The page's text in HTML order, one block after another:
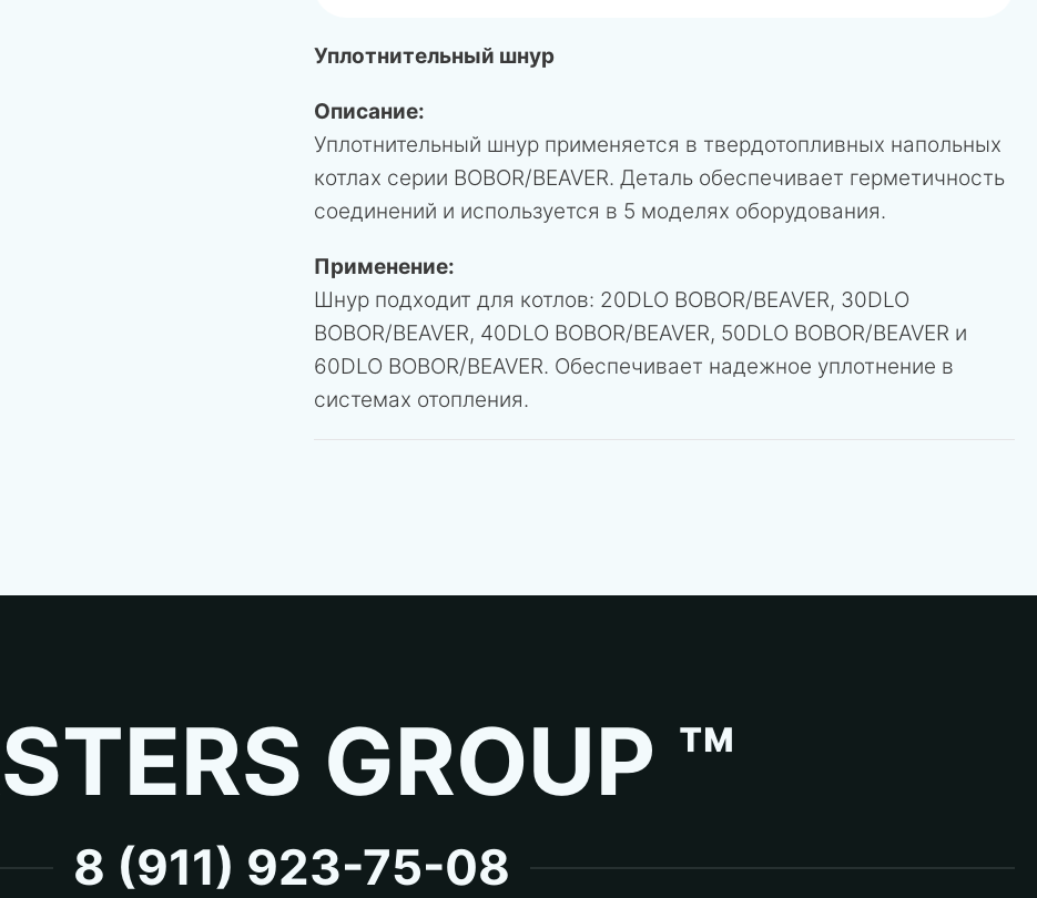
Уплотнительный шнур
Описание:
Уплотнительный шнур применяется в твердотопливных напольных
котлах серии BOBOR/BEAVER. Деталь обеспечивает герметичность
соединений и используется в 5 моделях оборудования.
Применение:
Шнур подходит для котлов: 20DLO BOBOR/BEAVER, 30DLO
BOBOR/BEAVER, 40DLO BOBOR/BEAVER, 50DLO BOBOR/BEAVER и
60DLO BOBOR/BEAVER. Обеспечивает надежное уплотнение в
системах отопления.
GROUP ™
8 (911) 923-75-08